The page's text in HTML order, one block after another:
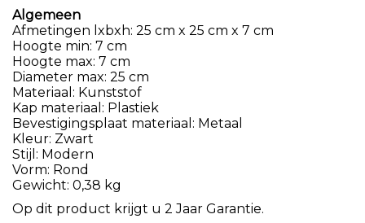
Algemeen
Afmetingen lxbxh: 25 cm x 25 cm x 7 cm
Hoogte min: 7 cm
Hoogte max: 7 cm
Diameter max: 25 cm
Materiaal: Kunststof
Kap materiaal: Plastiek
Bevestigingsplaat materiaal: Metaal
Kleur: Zwart
Stijl: Modern
Vorm: Rond
Gewicht: 0,38 kg
Op dit product krijgt u 2 Jaar Garantie.